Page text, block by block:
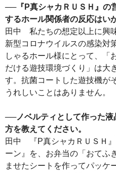
──『P真シャカＲＵＳＨ』の
するホール関係者の反応はい
田中 私たちの想定以上に興
新型コロナウイルスの感染対
しゃるホール様にとって、「
だける遊技環境づくり」は大
す。抗菌コートした遊技機が
うれしいことはありません。
──ノベルティとして作った
方を教えてください。
田中 『P真シャカＲＵＳＨ
ーン』を、お弁当の「おてふ
ませたシートを作ってパッケ